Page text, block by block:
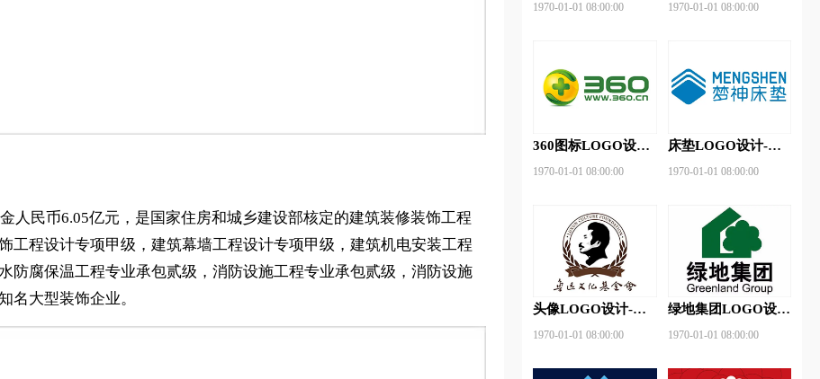
人民币6.05亿元，是国家住房和城乡建设部核定的建筑装修装饰工程
工程设计专项甲级，建筑幕墙工程设计专项甲级，建筑机电安装工程
防腐保温工程专业承包贰级，消防设施工程专业承包贰级，消防设施
名大型装饰企业。
1970-01-01 08:00:00 1970-01-01 08:00:00
360图标LOGO设计-
logo设计
1970-01-01 08:00:00
床垫LOGO设计-梦
1970-01-01 08:00:00
头像LOGO设计-鲁
计
1970-01-01 08:00:00
绿地集团LOGO设
logo设计
1970-01-01 08:00:00